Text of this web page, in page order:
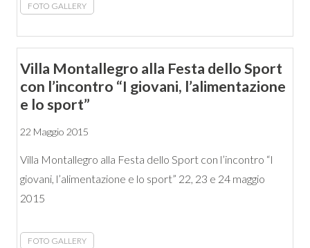
FOTO GALLERY
Villa Montallegro alla Festa dello Sport
con l’incontro “I giovani, l’alimentazione
e lo sport”
22 Maggio 2015
Villa Montallegro alla Festa dello Sport con l’incontro “I
giovani, l’alimentazione e lo sport” 22, 23 e 24 maggio
2015
FOTO GALLERY